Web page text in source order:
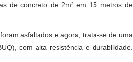
de concreto de 2m² em 15 metros de
asfaltados e agora, trata-se de uma
com alta resistência e durabilidade.